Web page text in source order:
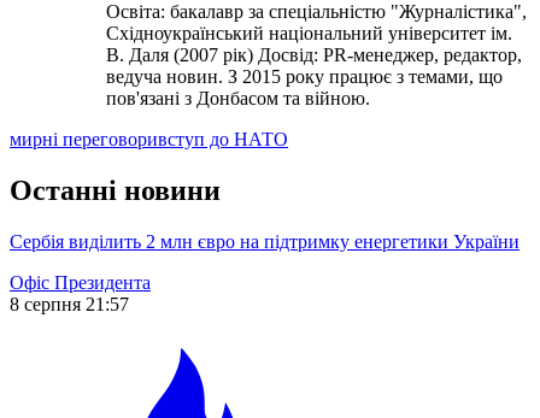
Освіта: бакалавр за спеціальністю "Журналістика",
Східноукраїнський національний університет ім.
В. Даля (2007 рік) Досвід: PR-менеджер, редактор,
ведуча новин. З 2015 року працює з темами, що
пов'язані з Донбасом та війною.
мирні переговоривступ до НАТО
Останні новини
Сербія виділить 2 млн євро на підтримку енергетики України
Офіс Президента
8 серпня 21:57